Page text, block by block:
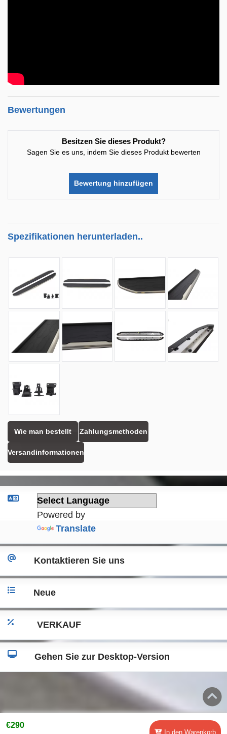
Bewertungen
Besitzen Sie dieses Produkt?
Sagen Sie es uns, indem Sie dieses Produkt bewerten
Bewertung hinzufügen
Spezifikationen herunterladen..
Wie man bestellt Zahlungsmethoden
Versandinformationen
€290
In den Warenkorb
Powered by
Translate
Kontaktieren Sie uns
Neue
VERKAUF
Gehen Sie zur Desktop-Version